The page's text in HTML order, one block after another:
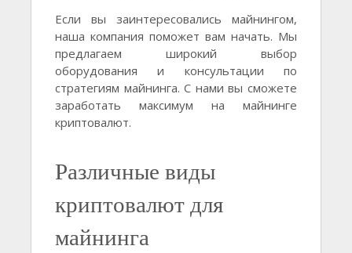
Если вы заинтересовались майнингом,
наша компания поможет вам начать. Мы
предлагаем широкий выбор
оборудования и консультации по
стратегиям майнинга. С нами вы сможете
заработать максимум на майнинге
криптовалют.
Различные виды
криптовалют для
майнинга